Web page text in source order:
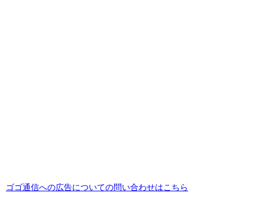
ゴゴ通信への広告についての問い合わせはこちら